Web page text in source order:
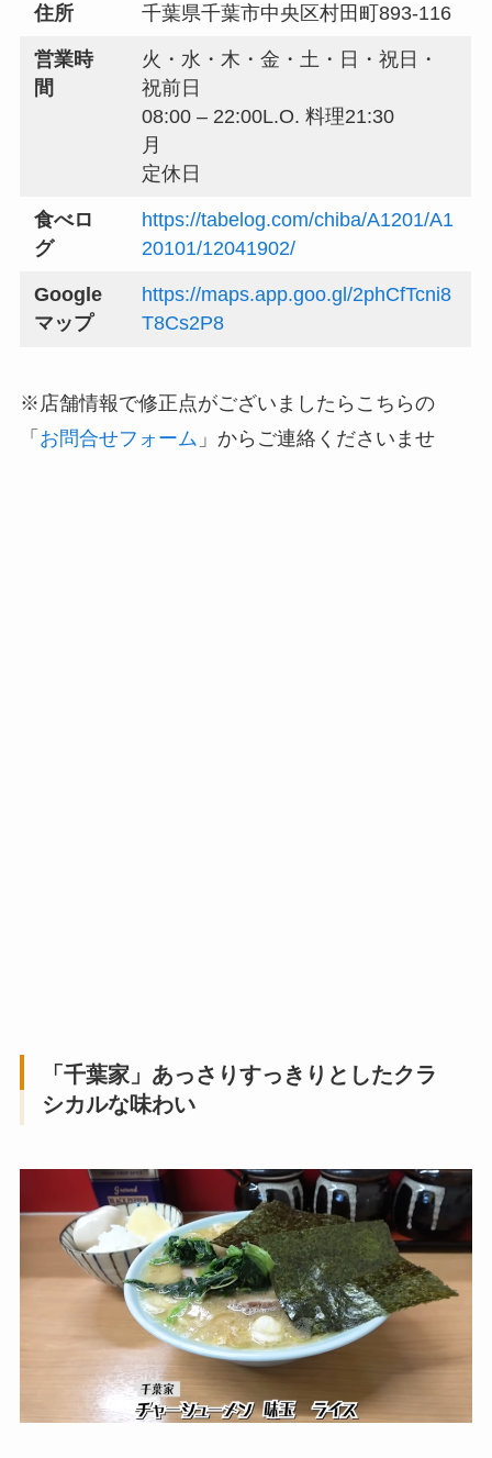
住所 千葉県千葉市中央区村田町893-116
営業時
間
火・水・木・金・土・日・祝日・
祝前日
08:00 – 22:00L.O. 料理21:30
月
定休日
食べロ
グ
https://tabelog.com/chiba/A1201/A1
20101/12041902/
Google
マップ
https://maps.app.goo.gl/2phCfTcni8
T8Cs2P8
※店舗情報で修正点がございましたらこちらの
「 お問合せフォーム 」からご連絡くださいませ
「千葉家」あっさりすっきりとしたクラ
シカルな味わい